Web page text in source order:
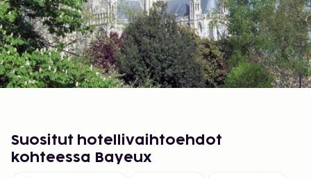
Suositut hotellivaihtoehdot
kohteessa Bayeux